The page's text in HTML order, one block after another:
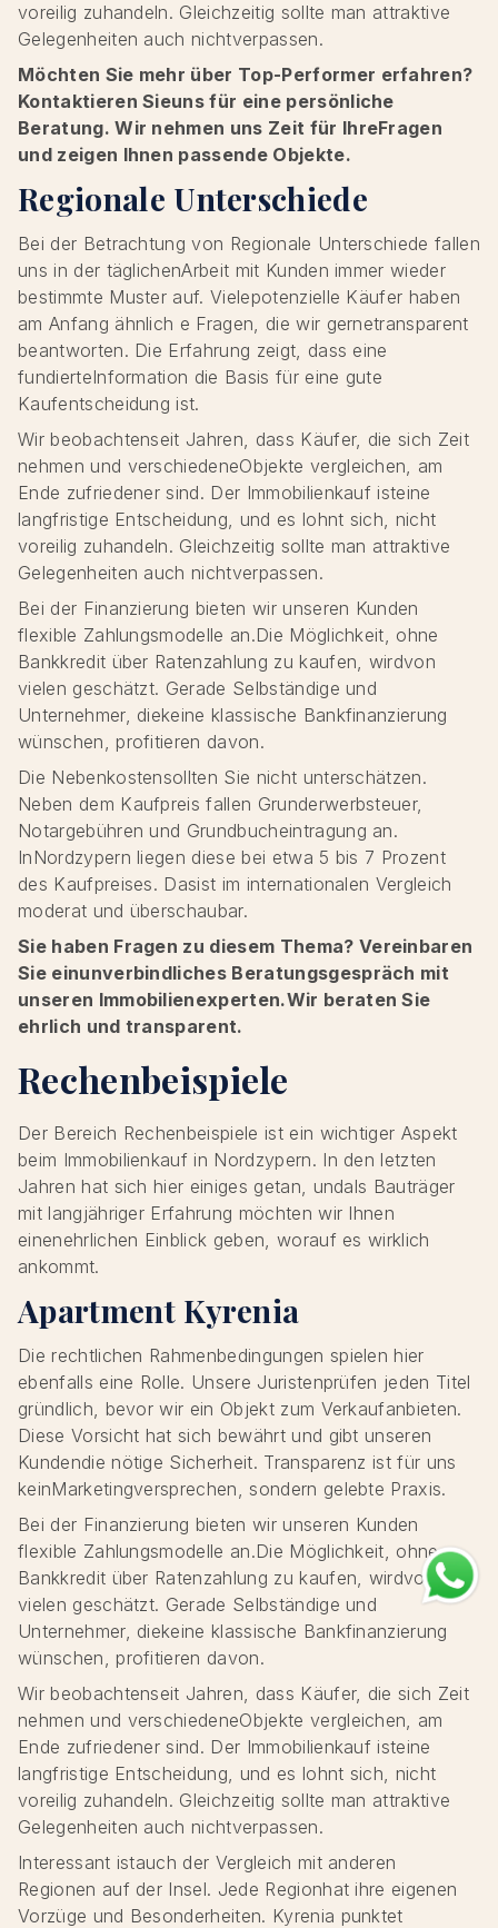
voreilig zuhandeln. Gleichzeitig sollte man attraktive
Gelegenheiten auch nichtverpassen.
Möchten Sie mehr über Top-Performer erfahren?
Kontaktieren Sieuns für eine persönliche
Beratung. Wir nehmen uns Zeit für IhreFragen
und zeigen Ihnen passende Objekte.
Regionale Unterschiede
Bei der Betrachtung von Regionale Unterschiede fallen
uns in der täglichenArbeit mit Kunden immer wieder
bestimmte Muster auf. Vielepotenzielle Käufer haben
am Anfang ähnlich e Fragen, die wir gernetransparent
beantworten. Die Erfahrung zeigt, dass eine
fundierteInformation die Basis für eine gute
Kaufentscheidung ist.
Wir beobachtenseit Jahren, dass Käufer, die sich Zeit
nehmen und verschiedeneObjekte vergleichen, am
Ende zufriedener sind. Der Immobilienkauf isteine
langfristige Entscheidung, und es lohnt sich, nicht
voreilig zuhandeln. Gleichzeitig sollte man attraktive
Gelegenheiten auch nichtverpassen.
Bei der Finanzierung bieten wir unseren Kunden
flexible Zahlungsmodelle an.Die Möglichkeit, ohne
Bankkredit über Ratenzahlung zu kaufen, wirdvon
vielen geschätzt. Gerade Selbständige und
Unternehmer, diekeine klassische Bankfinanzierung
wünschen, profitieren davon.
Die Nebenkostensollten Sie nicht unterschätzen.
Neben dem Kaufpreis fallen Grunderwerbsteuer,
Notargebühren und Grundbucheintragung an.
InNordzypern liegen diese bei etwa 5 bis 7 Prozent
des Kaufpreises. Dasist im internationalen Vergleich
moderat und überschaubar.
Sie haben Fragen zu diesem Thema? Vereinbaren
Sie einunverbindliches Beratungsgespräch mit
unseren Immobilienexperten.Wir beraten Sie
ehrlich und transparent.
Rechenbeispiele
Der Bereich Rechenbeispiele ist ein wichtiger Aspekt
beim Immobilienkauf in Nordzypern. In den letzten
Jahren hat sich hier einiges getan, undals Bauträger
mit langjähriger Erfahrung möchten wir Ihnen
einenehrlichen Einblick geben, worauf es wirklich
ankommt.
Apartment Kyrenia
Die rechtlichen Rahmenbedingungen spielen hier
ebenfalls eine Rolle. Unsere Juristenprüfen jeden Titel
gründlich, bevor wir ein Objekt zum Verkaufanbieten.
Diese Vorsicht hat sich bewährt und gibt unseren
Kundendie nötige Sicherheit. Transparenz ist für uns
keinMarketingversprechen, sondern gelebte Praxis.
Bei der Finanzierung bieten wir unseren Kunden
flexible Zahlungsmodelle an.Die Möglichkeit, ohne
Bankkredit über Ratenzahlung zu kaufen, wirdvon
vielen geschätzt. Gerade Selbständige und
Unternehmer, diekeine klassische Bankfinanzierung
wünschen, profitieren davon.
Wir beobachtenseit Jahren, dass Käufer, die sich Zeit
nehmen und verschiedeneObjekte vergleichen, am
Ende zufriedener sind. Der Immobilienkauf isteine
langfristige Entscheidung, und es lohnt sich, nicht
voreilig zuhandeln. Gleichzeitig sollte man attraktive
Gelegenheiten auch nichtverpassen.
Interessant istauch der Vergleich mit anderen
Regionen auf der Insel. Jede Regionhat ihre eigenen
Vorzüge und Besonderheiten. Kyrenia punktet